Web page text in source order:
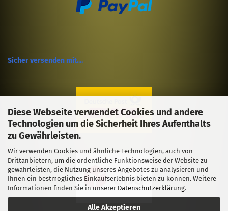
Diese Webseite verwendet Cookies und andere
Technologien um die Sicherheit Ihres Aufenthalts
zu Gewährleisten.
Wir verwenden Cookies und ähnliche Technologien, auch von
Drittanbietern, um die ordentliche Funktionsweise der Website zu
gewährleisten, die Nutzung unseres Angebotes zu analysieren und
Ihnen ein bestmögliches Einkaufserlebnis bieten zu können. Weitere
Informationen finden Sie in unserer Datenschutzerklärung.
Alle Akzeptieren
Sicher versenden mit....